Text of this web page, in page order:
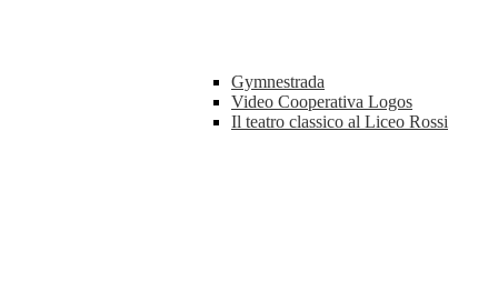
Gymnestrada
Video Cooperativa Logos
Il teatro classico al Liceo Rossi